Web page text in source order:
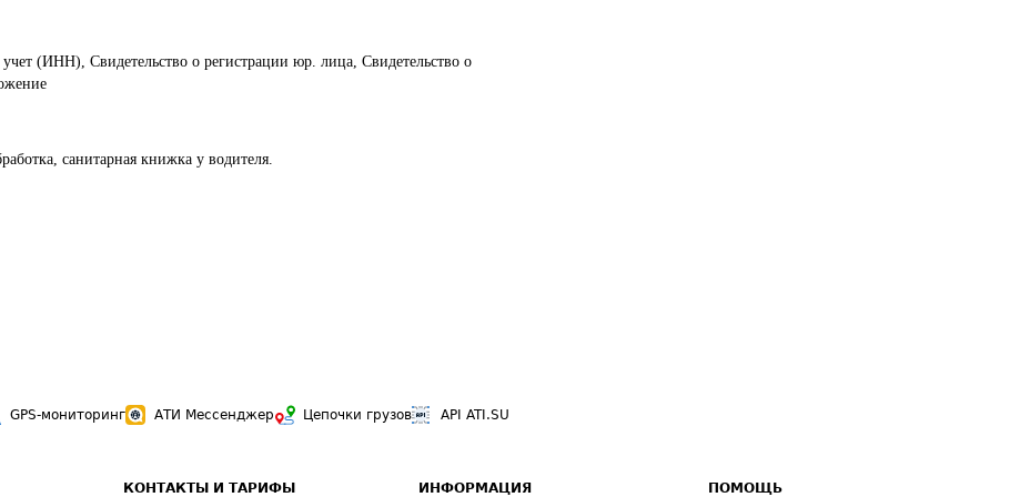
(ИНН), Свидетельство о регистрации юр. лица, Свидетельство о
санитарная книжка у водителя.
GPS-мониторинг АТИ Мессенджер Цепочки грузов API ATI.SU
КОНТАКТЫ И ТАРИФЫ ИНФОРМАЦИЯ ПОМОЩЬ